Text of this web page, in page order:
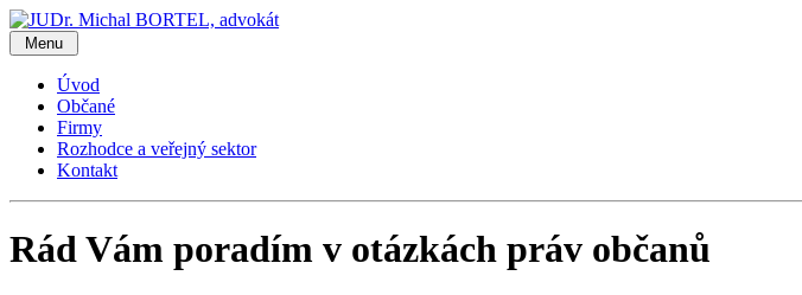
Menu
Úvod
Občané
Firmy
Rozhodce a veřejný sektor
Kontakt
Rád Vám poradím v otázkách práv občanů